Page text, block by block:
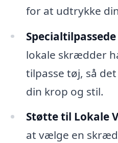
for at udtrykke
lokale skrædder
tilpasse tøj, så
din krop og stil.
Støtte til Lokale
at vælge en